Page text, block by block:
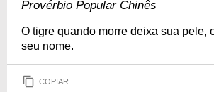
Provérbio Popular Chinês
O tigre quando morre deixa sua pele,
seu nome.
COPIAR